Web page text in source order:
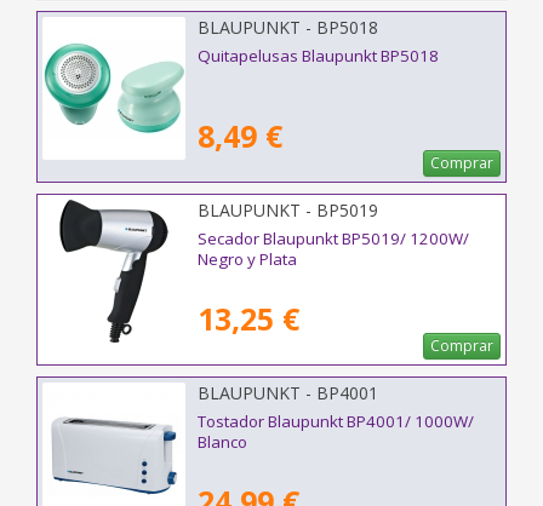
BLAUPUNKT - BP5018
Quitapelusas Blaupunkt BP5018
8,49 €
Comprar
BLAUPUNKT - BP5019
Secador Blaupunkt BP5019/ 1200W/
Negro y Plata
13,25 €
Comprar
BLAUPUNKT - BP4001
Tostador Blaupunkt BP4001/ 1000W/
Blanco